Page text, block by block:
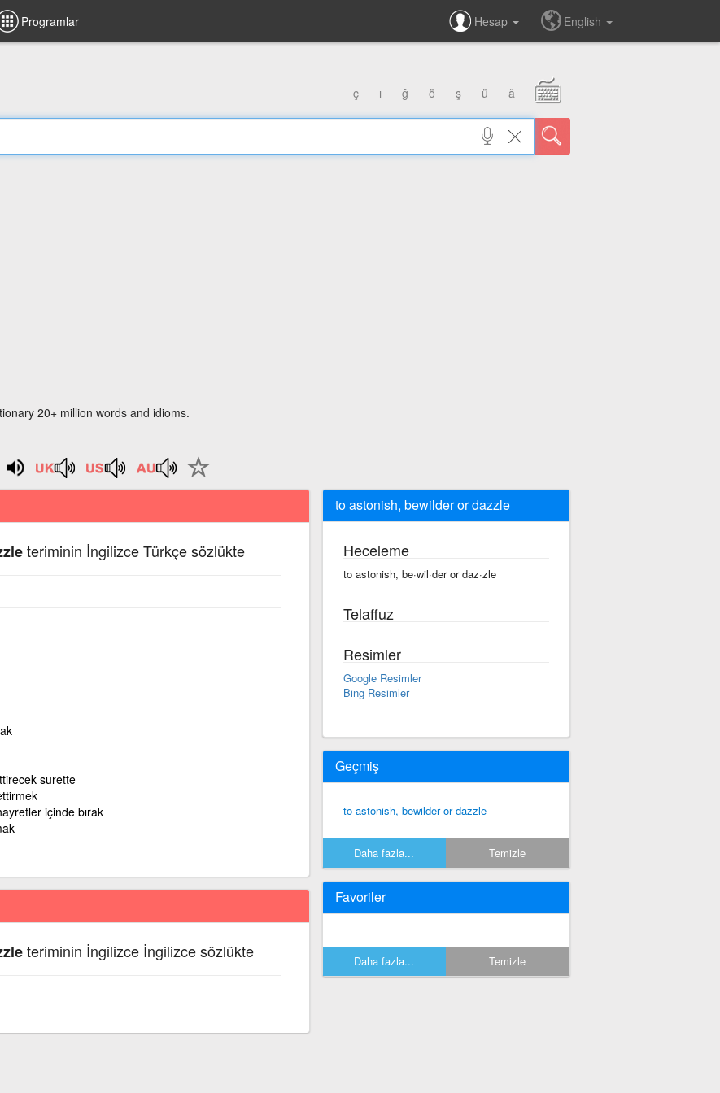
Programlar Hesap English
ç ı ğ ö ş ü â
20+ million words and idioms.
teriminin İngilizce Türkçe sözlükte
surette
içinde bırak
teriminin İngilizce İngilizce sözlükte
to astonish, bewilder or dazzle
Heceleme
to astonish, be·wil·der or daz·zle
Telaffuz
Resimler
Google Resimler
Bing Resimler
Geçmiş
to astonish, bewilder or dazzle
Daha fazla... Temizle
Favoriler
Daha fazla... Temizle